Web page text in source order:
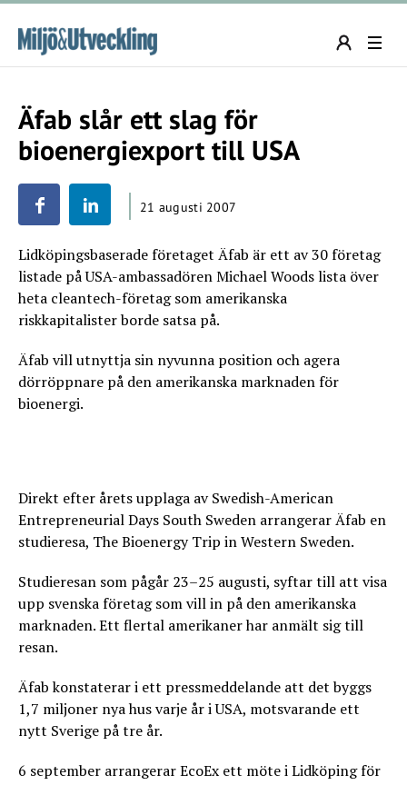
Äfab slår ett slag för
bioenergiexport till USA
21 augusti 2007
Lidköpingsbaserade företaget Äfab är ett av 30 företag
listade på USA-ambassadören Michael Woods lista över
heta cleantech-företag som amerikanska
riskkapitalister borde satsa på.
Äfab vill utnyttja sin nyvunna position och agera
dörröppnare på den amerikanska marknaden för
bioenergi.
Direkt efter årets upplaga av Swedish-American
Entrepreneurial Days South Sweden arrangerar Äfab en
studieresa, The Bioenergy Trip in Western Sweden.
Studieresan som pågår 23–25 augusti, syftar till att visa
upp svenska företag som vill in på den amerikanska
marknaden. Ett flertal amerikaner har anmält sig till
resan.
Äfab konstaterar i ett pressmeddelande att det byggs
1,7 miljoner nya hus varje år i USA, motsvarande ett
nytt Sverige på tre år.
6 september arrangerar EcoEx ett möte i Lidköping för